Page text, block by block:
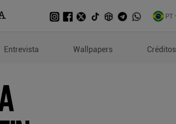
PT
Stroschein
Entrevista Wallpapers Créditos